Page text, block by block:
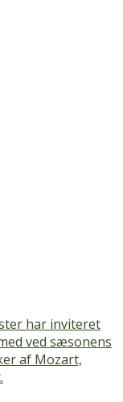
har inviteret
ved sæsonens
af Mozart,